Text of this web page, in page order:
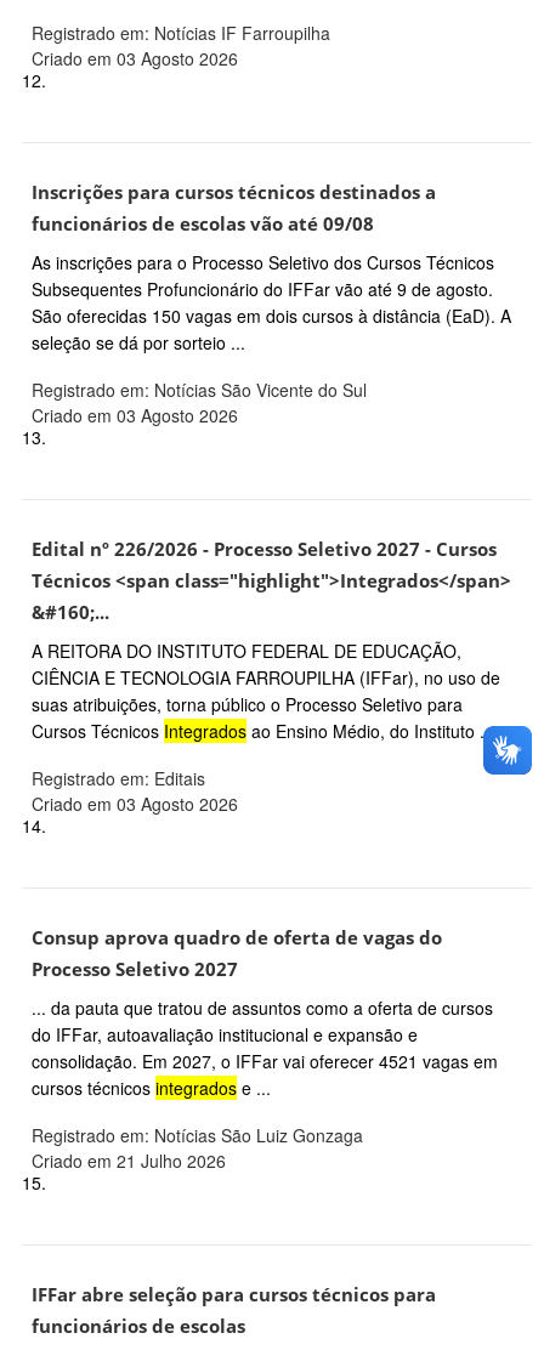
Registrado em: Notícias IF Farroupilha
Criado em 03 Agosto 2026
12.
Inscrições para cursos técnicos destinados a
funcionários de escolas vão até 09/08
As inscrições para o Processo Seletivo dos Cursos Técnicos
Subsequentes Profuncionário do IFFar vão até 9 de agosto.
São oferecidas 150 vagas em dois cursos à distância (EaD). A
seleção se dá por sorteio ...
Registrado em: Notícias São Vicente do Sul
Criado em 03 Agosto 2026
13.
Edital nº 226/2026 - Processo Seletivo 2027 - Cursos
Técnicos <span class="highlight">Integrados</span>
&#160;...
A REITORA DO INSTITUTO FEDERAL DE EDUCAÇÃO,
CIÊNCIA E TECNOLOGIA FARROUPILHA (IFFar), no uso de
suas atribuições, torna público o Processo Seletivo para
Cursos Técnicos Integrados ao Ensino Médio, do Instituto ...
Registrado em: Editais
Criado em 03 Agosto 2026
14.
Consup aprova quadro de oferta de vagas do
Processo Seletivo 2027
... da pauta que tratou de assuntos como a oferta de cursos
do IFFar, autoavaliação institucional e expansão e
consolidação. Em 2027, o IFFar vai oferecer 4521 vagas em
cursos técnicos integrados e ...
Registrado em: Notícias São Luiz Gonzaga
Criado em 21 Julho 2026
15.
IFFar abre seleção para cursos técnicos para
funcionários de escolas